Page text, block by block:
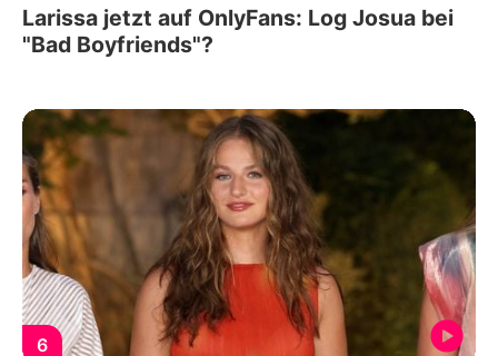
Larissa jetzt auf OnlyFans: Log Josua bei
"Bad Boyfriends"?
6